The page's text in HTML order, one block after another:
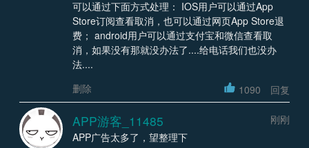
可以通过下面方式处理： IOS用户可以通过App
Store订阅查看取消，也可以通过网页App Store退
费； android用户可以通过支付宝和微信查看取
消，如果没有那就没办法了....给电话我们也没办
法....
删除
1090 回复
APP游客_11485
刚刚
APP广告太多了，望整理下